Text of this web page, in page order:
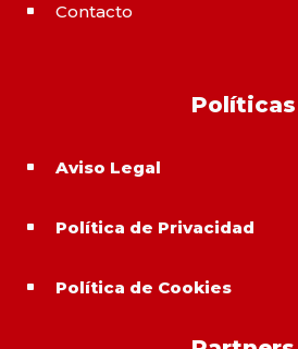
^ Contacto
Políticas
^ Aviso Legal
^ Política de Privacidad
^ Política de Cookies